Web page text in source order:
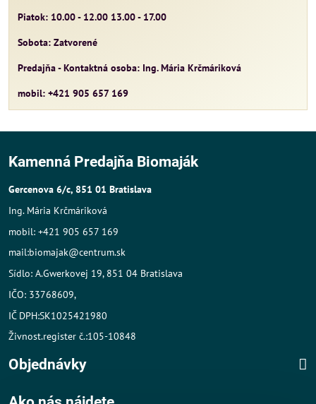
Piatok: 10.00 - 12.00 13.00 - 17.00
Sobota: Zatvorené
Predajňa - Kontaktná osoba: Ing. Mária Krčmáriková
mobil: +421 905 657 169
Kamenná Predajňa Biomaják
Gercenova 6/c, 851 01 Bratislava
Ing. Mária Krčmáriková
mobil: +421 905 657 169
mail:biomajak@centrum.sk
Sídlo: A.Gwerkovej 19, 851 04 Bratislava
IČO: 33768609,
IČ DPH:SK1025421980
Živnost.register č.:105-10848
Objednávky